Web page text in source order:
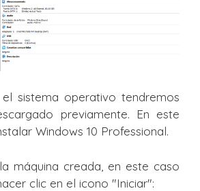
sistema operativo tendremos
previamente. En este
Windows 10 Professional.
máquina creada, en este caso
clic en el icono "Iniciar":